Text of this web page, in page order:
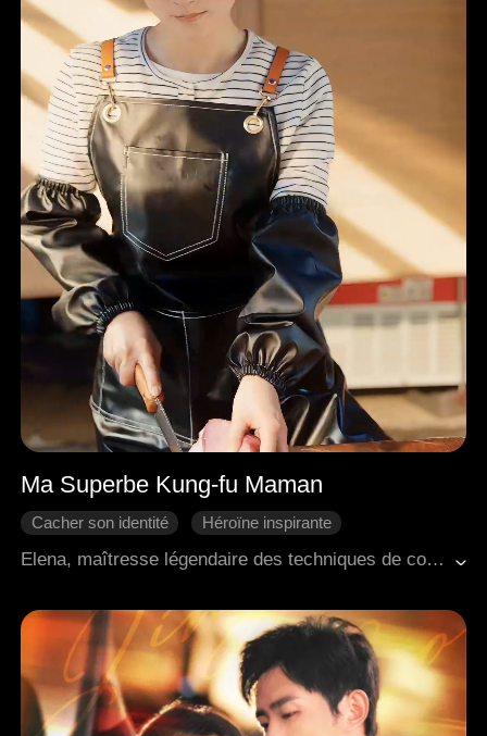
Ma Superbe Kung-fu Maman
Cacher son identité
Héroïne inspirante
Vengeance
Come-back
Elena, maîtresse légendaire des techniques de combat, avait caché sa véritable identité à sa fille Alice en raison d'une mission. Lorsque sa mission de 3 ans prit fin, elle partit rendre visite à Alice, qui s'était mariée loin d'elle, pour découvrir une multitude d'étrangetés et de signes troublants. Le mari d'Alice, un homme ayant un enfant d'un précédent mariage, et sa mère au langage acerbe rendaient sa vie difficile, mais Alice encaissa la douleur pour rassurer Elena. En fin de compte, Elena découvrit toute la vérité, affronta son beau-fils violent, amena les coupables devant la justice et ramena Alice et sa petite-fille chez elle pour commencer une nouvelle vie.